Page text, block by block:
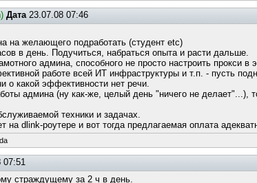
Дата23.07.08 07:46
на желающего подработать (студент etc)
в день. Подучиться, набраться опыта и расти дальше.
админа, способного не просто настроить прокси
работе всей ИТ инфраструктуры и т.п. - пусть
о какой эффективности нет речи.
админа (ну как-же, целый день "ничего не делает"...),
техники и задачах.
dlink-роутере и вот тогда предлагаемая оплата
07:51
страждущему за 2 ч в день.